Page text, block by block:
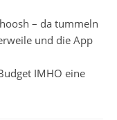
– da tummeln
und die App
IMHO eine